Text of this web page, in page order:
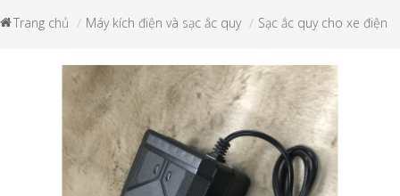
Trang chủ Máy kích điện và sạc ắc quy Sạc ắc quy cho xe điện